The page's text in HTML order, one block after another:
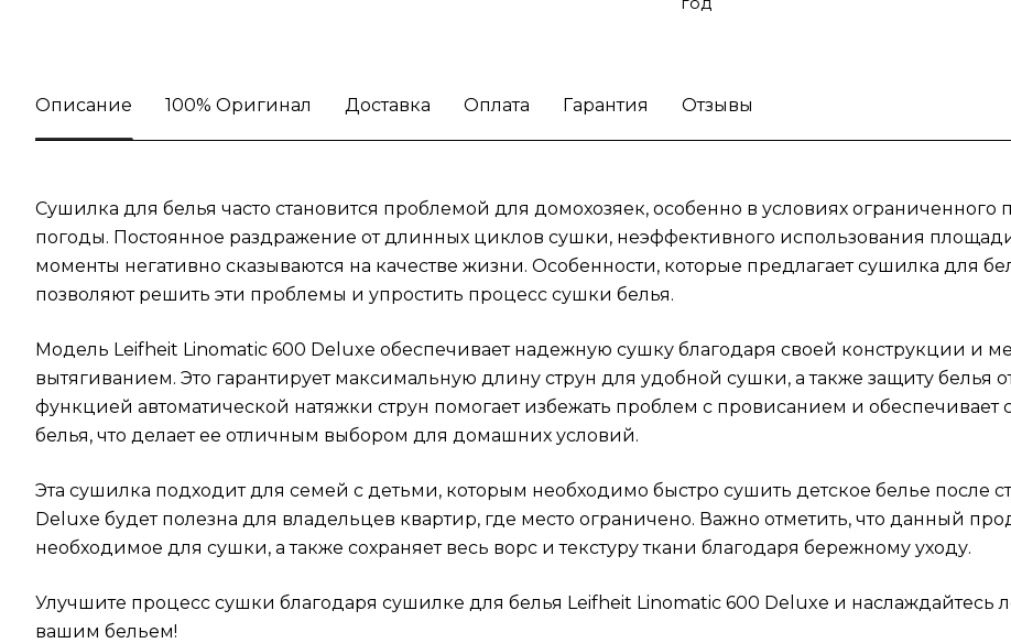
600 Deluxe будет полезна для владельцев
также сохраняет весь ворс и текстуру ткани
благодаря бережному уходу.Улучшите
сушки благодаря сушилке для белья Leifheit
Linomatic 600 Deluxe и наслаждайтесь легким и
Описание 100% Оригинал Доставка Оплата Гарантия Отзывы
Сушилка для белья часто становится проблемой для домохозяек, особенно в условиях ограниченного
погоды. Постоянное раздражение от длинных циклов сушки, неэффективного использования
моменты негативно сказываются на качестве жизни. Особенности, которые предлагает сушилка для
позволяют решить эти проблемы и упростить процесс сушки белья.
Модель Leifheit Linomatic 600 Deluxe обеспечивает надежную сушку благодаря своей конструкции и
вытягиванием. Это гарантирует максимальную длину струн для удобной сушки, а также защиту белья
функцией автоматической натяжки струн помогает избежать проблем с провисанием и
белья, что делает ее отличным выбором для домашних условий.
Эта сушилка подходит для семей с детьми, которым необходимо быстро сушить детское белье после
Deluxe будет полезна для владельцев квартир, где место ограничено. Важно отметить, что данный
необходимое для сушки, а также сохраняет весь ворс и текстуру ткани благодаря бережному уходу.
Улучшите процесс сушки благодаря сушилке для белья Leifheit Linomatic 600 Deluxe и наслаждайтесь
вашим бельем!